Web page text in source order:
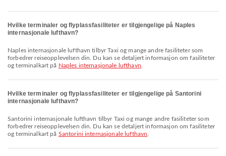
Hvilke terminaler og flyplassfasiliteter er tilgjengelige på Naples
internasjonale lufthavn?
Naples internasjonale lufthavn tilbyr Taxi og mange andre fasiliteter som
forbedrer reiseopplevelsen din. Du kan se detaljert informasjon om fasiliteter
og terminalkart på Naples internasjonale lufthavn
Hvilke terminaler og flyplassfasiliteter er tilgjengelige på Santorini
internasjonale lufthavn?
Santorini internasjonale lufthavn tilbyr Taxi og mange andre fasiliteter som
forbedrer reiseopplevelsen din. Du kan se detaljert informasjon om fasiliteter
og terminalkart på Santorini internasjonale lufthavn